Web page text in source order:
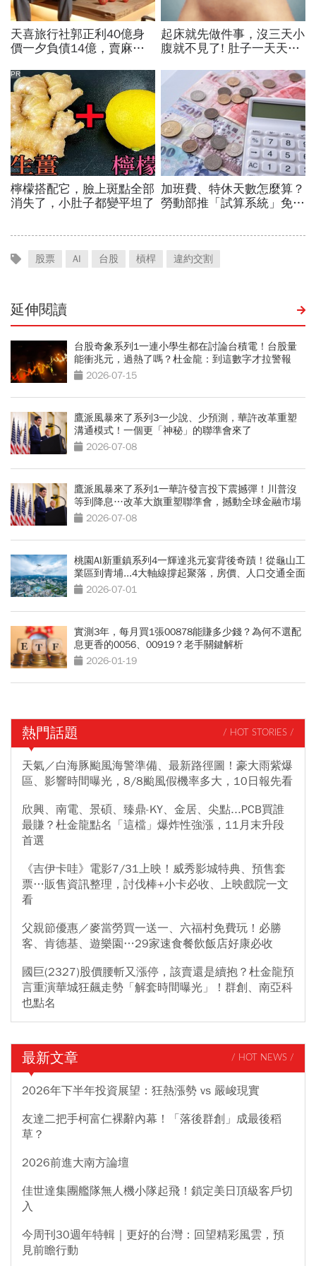
股票 AI 台股 槓桿 違約交割
延伸閱讀
台股奇象系列1一連小學生都在討論台積電！台股量
能衝兆元，過熱了嗎？杜金龍：到這數字才拉警報
2026-07-15
鷹派風暴來了系列3一少說、少預測，華許改革重塑
溝通模式！一個更「神秘」的聯準會來了
2026-07-08
鷹派風暴來了系列1一華許發言投下震撼彈！川普沒
等到降息…改革大旗重塑聯準會，撼動全球金融市場
2026-07-08
桃園AI新重鎮系列4一輝達兆元宴背後奇蹟！從龜山工
業區到青埔...4大軸線撐起聚落，房價、人口交通全面
升級2026-07-01
實測3年，每月買1張00878能賺多少錢？為何不選配
息更香的0056、00919？老手關鍵解析
2026-01-19
熱門話題 / HOT STORIES /
天氣／白海豚颱風海警準備、最新路徑圖！豪大雨紫爆
區、影響時間曝光，8/8颱風假機率多大，10日報先看
欣興、南電、景碩、臻鼎-KY、金居、尖點...PCB買誰
最賺？杜金龍點名「這檔」爆炸性強漲，11月末升段
首選
《吉伊卡哇》電影7/31上映！威秀影城特典、預售套
票…販售資訊整理，討伐棒+小卡必收、上映戲院一文
看
父親節優惠／麥當勞買一送一、六福村免費玩！必勝
客、肯德基、遊樂園…29家速食餐飲飯店好康必收
國巨(2327)股價腰斬又漲停，該賣還是續抱？杜金龍預
言重演華城狂飆走勢「解套時間曝光」！群創、南亞科
也點名
最新文章 / HOT NEWS /
2026年下半年投資展望：狂熱漲勢 vs 嚴峻現實
友達二把手柯富仁裸辭內幕！「落後群創」成最後稻
草？
2026前進大南方論壇
佳世達集團艦隊無人機小隊起飛！鎖定美日頂級客戶切
入
今周刊30週年特輯｜更好的台灣：回望精彩風雲，預
見前瞻行動